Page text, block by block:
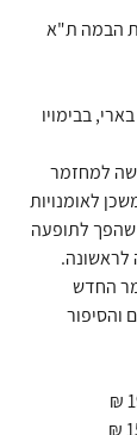
בבימויו
למחזמר
משנת 1988 שיעלה באוגוסט 2026 במשכן לאומנויות
הבמה, תל אביב. פיטר פן, המחזמר האייקוני מ-1988 שהפך לתופעה
לאחר שעלה לראשונה.
את המחזמר החדש
והסיפור